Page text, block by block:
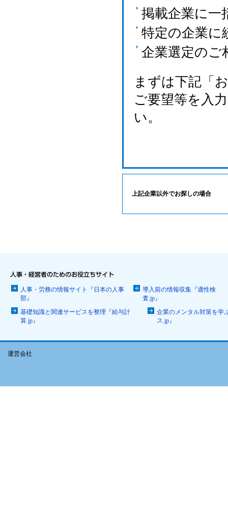
掲載企業に一
特定の企業に
企業選定のご
まずは下記「
ご要望等を入
い。
上記企業以外でお探しの場合
人事・労務の情報サイト『日本の人事
部』
導入前の情報収集『適性検
査.jp』
基礎知識と関連サービスを整理『給与計
算.jp』
企業のメンタル対策を学
ス.jp』
運営会社